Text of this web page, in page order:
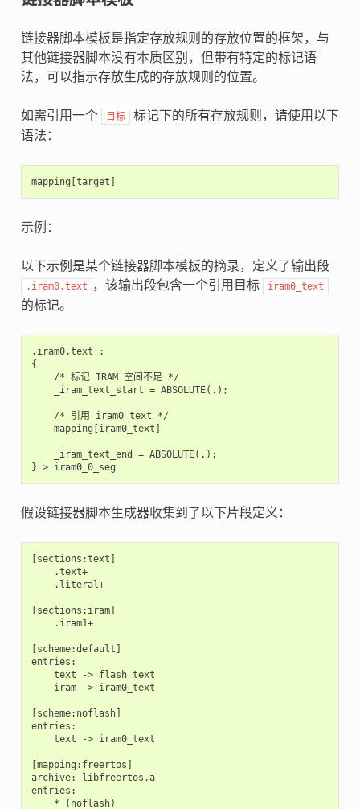
链接器脚本模板是指定存放规则的存放位置的框架，与
其他链接器脚本没有本质区别，但带有特定的标记语
法，可以指示存放生成的存放规则的位置。
如需引用一个 目标
标记下的所有存放规则，请使用以下
语法：
示例：
以下示例是某个链接器脚本模板的摘录，定义了输出段
.iram0.text ，该输出段包含一个引用目标 iram0_text
的标记。
.iram0.text :
{
    /* 标记 IRAM 空间不足 */
    _iram_text_start = ABSOLUTE(.);
    /* 引用 iram0_text */
    mapping[iram0_text]
    _iram_text_end = ABSOLUTE(.);
假设链接器脚本生成器收集到了以下片段定义：
[sections:text]
    .text+
    .literal+
[sections:iram]
    .iram1+
[scheme:default]
entries:
    text -> flash_text
    iram -> iram0_text
[scheme:noflash]
entries:
    text -> iram0_text
[mapping:freertos]
archive: libfreertos.a
entries: